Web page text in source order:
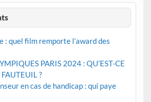
: quel film remporte l’award des
PARIS 2024 : QU’EST-CE
?
en cas de handicap : qui paye